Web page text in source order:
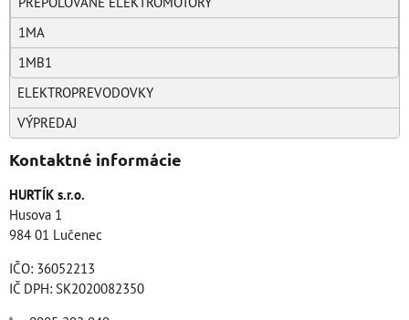
1MA
1MB1
ELEKTROPREVODOVKY
VÝPREDAJ
Kontaktné informácie
HURTÍK s.r.o.
Husova 1
984 01 Lučenec
IČO: 36052213
IČ DPH: SK2020082350